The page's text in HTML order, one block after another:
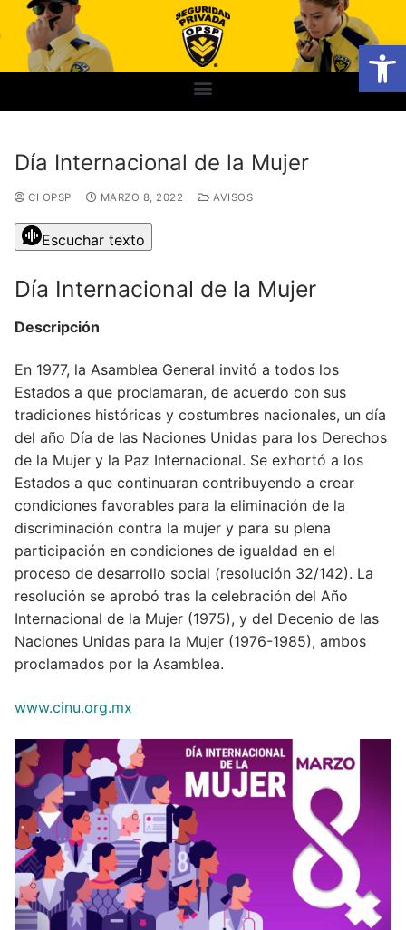
Abrir
Día Internacional de la Mujer
CI OPSP MARZO 8, 2022 AVISOS
Escuchar texto
Día Internacional de la Mujer
Descripción
En 1977, la Asamblea General invitó a todos los
Estados a que proclamaran, de acuerdo con sus
tradiciones históricas y costumbres nacionales, un día
del año Día de las Naciones Unidas para los Derechos
de la Mujer y la Paz Internacional. Se exhortó a los
Estados a que continuaran contribuyendo a crear
condiciones favorables para la eliminación de la
discriminación contra la mujer y para su plena
participación en condiciones de igualdad en el
proceso de desarrollo social (resolución 32/142). La
resolución se aprobó tras la celebración del Año
Internacional de la Mujer (1975), y del Decenio de las
Naciones Unidas para la Mujer (1976-1985), ambos
proclamados por la Asamblea.
www.cinu.org.mx